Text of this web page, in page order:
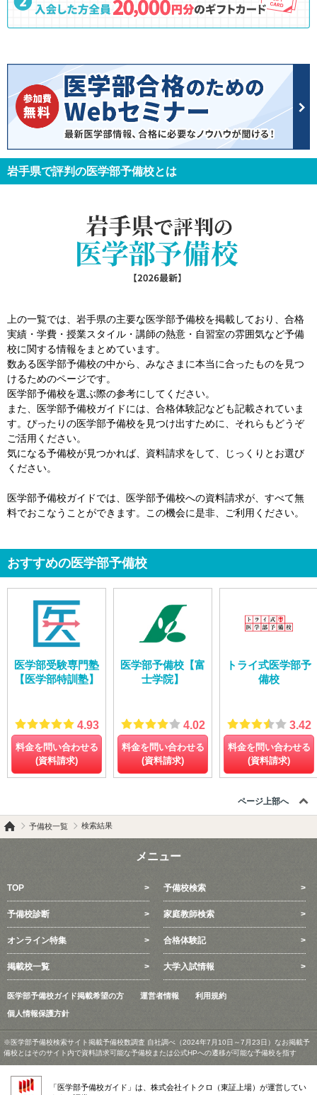
岩手県で評判の医学部予備校とは
上の一覧では、岩手県の主要な医学部予備校を掲載しており、合格
実績・学費・授業スタイル・講師の熱意・自習室の雰囲気など予備
校に関する情報をまとめています。
数ある医学部予備校の中から、みなさまに本当に合ったものを見つ
けるためのページです。
医学部予備校を選ぶ際の参考にしてください。
また、医学部予備校ガイドには、合格体験記なども記載されていま
す。ぴったりの医学部予備校を見つけ出すために、それらもどうぞ
ご活用ください。
気になる予備校が見つかれば、資料請求をして、じっくりとお選び
ください。
医学部予備校ガイドでは、医学部予備校への資料請求が、すべて無
料でおこなうことができます。この機会に是非、ご利用ください。
おすすめの医学部予備校
医学部受験専門塾
【医学部特訓塾】
4.93
料金を問い合わせる
(資料請求)
医学部予備校【富
士学院】
4.02
料金を問い合わせる
(資料請求)
トライ式医学部予
備校
3.42
料金を問い合わせる
(資料請求)
ページ上部へ
予備校一覧 検索結果
メニュー
TOP 予備校検索
予備校診断 家庭教師検索
オンライン特集 合格体験記
掲載校一覧 大学入試情報
医学部予備校ガイド掲載希望の方 運営者情報 利用規約
個人情報保護方針
※医学部予備校検索サイト掲載予備校数調査 自社調べ（2024年7月10日～7月23日）なお掲載予
備校とはそのサイト内で資料請求可能な予備校または公式HPへの遷移が可能な予備校を指す
「医学部予備校ガイド」は、株式会社イトクロ（東証上場）が運営してい